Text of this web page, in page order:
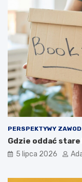
PERSPEKTYWY
Gdzie oddać
5 lipca 2026